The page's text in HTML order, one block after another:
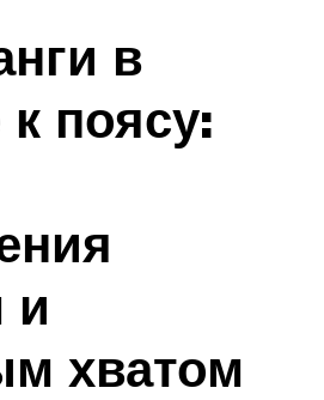
в
поясу:
и
хватом